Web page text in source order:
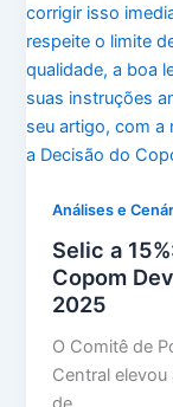
Análises e
Selic a
Copom
2025
O Comitê de
Central elevou